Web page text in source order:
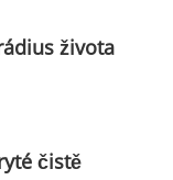
života
čistě